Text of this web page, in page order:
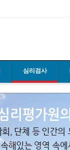
심리검사